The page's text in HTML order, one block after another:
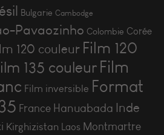
Bulgarie Cambodge
Pavaozinho Colombie Corée
120 couleur Film 120
135 couleurFilm
Film inversible Format
France Hanuabada Inde
Kirghizistan Laos Montmartre